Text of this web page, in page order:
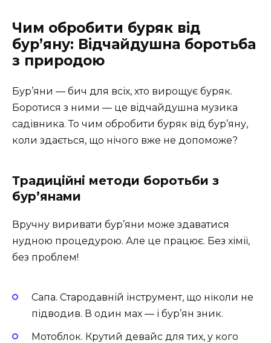
Чим обробити буряк від
бур’яну: Відчайдушна боротьба
з природою
Бур’яни — бич для всіх, хто вирощує буряк.
Боротися з ними — це відчайдушна музика
садівника. То чим обробити буряк від бур’яну,
коли здається, що нічого вже не допоможе?
Традиційні методи боротьби з
бур’янами
Вручну виривати бур’яни може здаватися
нудною процедурою. Але це працює. Без хімії,
без проблем!
Сапа. Стародавній інструмент, що ніколи не
підводив. В один мах — і бур’ян зник.
Мотоблок. Крутий девайс для тих, у кого